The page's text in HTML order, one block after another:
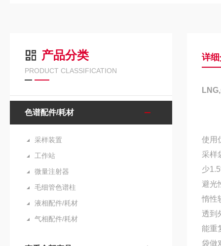
产品分类
PRODUCT CLASSIFICATION
色谱配件/耗材
采样装置
工作站
微量注射器
毛细管色谱柱
液相配件/耗材
气相配件/耗材
详
使用
采样
少
避光
惰性
透到
能重
袋做